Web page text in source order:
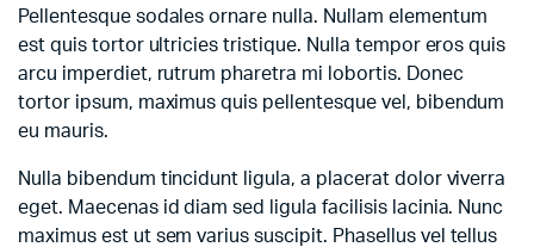
Pellentesque sodales ornare nulla. Nullam elementum
est quis tortor ultricies tristique. Nulla tempor eros quis
arcu imperdiet, rutrum pharetra mi lobortis. Donec
tortor ipsum, maximus quis pellentesque vel, bibendum
eu mauris.
Nulla bibendum tincidunt ligula, a placerat dolor viverra
eget. Maecenas id diam sed ligula facilisis lacinia. Nunc
maximus est ut sem varius suscipit. Phasellus vel tellus